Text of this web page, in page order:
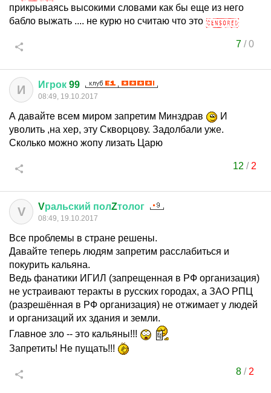
прикрываясь высокими словами как бы еще из него
бабло выжать .... не курю но считаю что это
7/0
И Игрок 99
08:49, 19.10.2017
А давайте всем миром запретим Минздрав
И
уволить ,на хер, эту Скворцову. Задолбали уже.
Сколько можно жопу лизать Царю
12 / 2
V Vральский полZтолог
08:49, 19.10.2017
Все проблемы в стране решены.
Давайте теперь людям запретим расслабиться и
покурить кальяна.
Ведь фанатики ИГИЛ (запрещенная в РФ организация)
не устраивают теракты в русских городах, а ЗАО РПЦ
(разрешённая в РФ организация) не отжимает у людей
и организаций их здания и земли.
Главное зло -- это кальяны!!!
Запретить! Не пущать!!!
8/ 2